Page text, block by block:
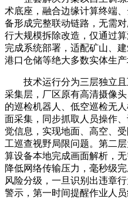
术底座，融合边缘计算终端
备形成完整联动链路，无需
行大规模拆除改造，仅通过
完成系统部署，适配矿山、
港口仓储等绝大多数实体生产
技术运行分为三层独立
采集层，厂区原有高清摄像
的巡检机器人、低空巡检无
面采集，同步抓取人员操作
觉信息，实现地面、高空、
工巡查视野局限问题。第二
算设备本地完成画面解析，
降低网络传输压力，毫秒级
风险分级，一旦识别出违章
警示，第一时间提醒作业人